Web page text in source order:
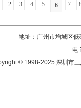
2 3 4 5 6 7
地址：广州市增城区
电
© 1998-2025 深圳市